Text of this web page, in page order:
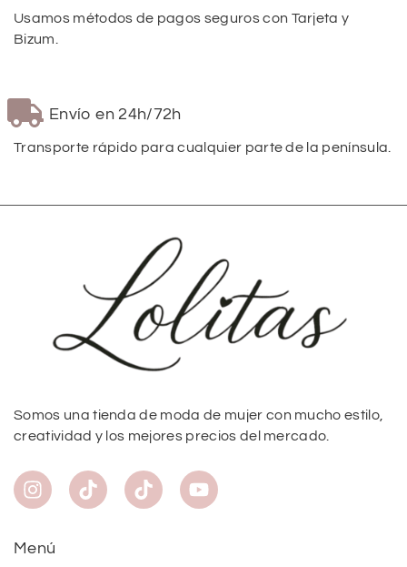
Usamos métodos de pagos seguros con Tarjeta y
Bizum.
Envío en 24h/72h
Transporte rápido para cualquier parte de la península.
Somos una tienda de moda de mujer con mucho estilo,
creatividad y los mejores precios del mercado.
Menú